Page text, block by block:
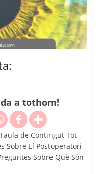
a tothom!
de Contingut Tot
Sobre El Postoperatori
Sobre Què Són